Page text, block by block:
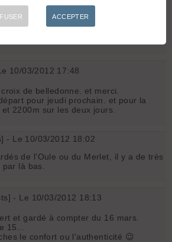
- Le 10/03/2012 17:25
10/03/2012 17:48
de belledonne. et merci.
pour jeudi prochain. et pour la
2200m sur les deux jours.
- Le 10/03/2012 18:02
de l'Oule ou du Merlet, il y a de très
là bas.
- Le 10/03/2012 18:13
et gardé à compter du 16 mars.
15...
le confort ou l'authenticité 😉
ACCEPTER